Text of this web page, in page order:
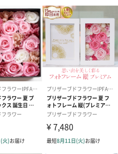
）
の色（12種選択）
も付きません）
ー
ー
ラー
ラー
ー
ー
ー
ラー